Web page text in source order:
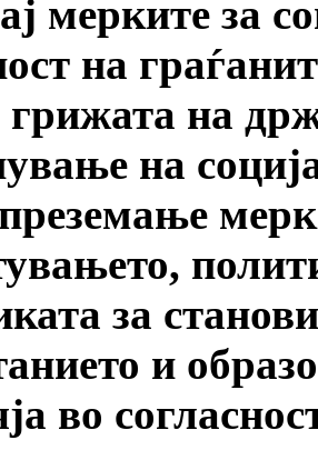
мерките за
на
грижата на
на
за
и
во